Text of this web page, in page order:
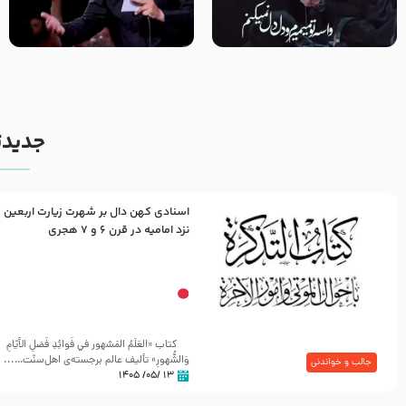
مصداق کربلا – حاج حسین سیب
شور ، حسینا! به‌ حق زهرا «أُنْظُرْ
إِلَینا» – عزاداری شب هفتم ماه
جالب و خواندنی
اسنادی کهن دال بر شهرت زیارت اربعین
نزد امامیه در قرن ۶ و ۷ هجری
کتاب «العَلَمُ المَشهور في فَوائِدِ فَضلِ الأيّامِ
وَالشُّهورِ» تألیف عالم برجسته‌ی اهل‌سنّت…...
۱۳ /۰۵/ ۱۴۰۵